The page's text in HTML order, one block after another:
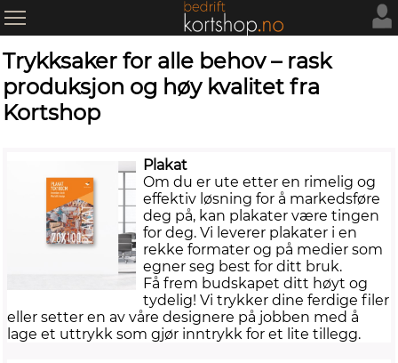
Trykksaker for alle behov – rask
produksjon og høy kvalitet fra
Kortshop
Plakat
Om du er ute etter en rimelig og
effektiv løsning for å markedsføre
deg på, kan plakater være tingen
for deg. Vi leverer plakater i en
rekke formater og på medier som
egner seg best for ditt bruk.
Få frem budskapet ditt høyt og
tydelig! Vi trykker dine ferdige filer
eller setter en av våre designere på jobben med å
lage et uttrykk som gjør inntrykk for et lite tillegg.